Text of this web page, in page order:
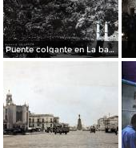
Puente colgante en La barranca de Oblatos.